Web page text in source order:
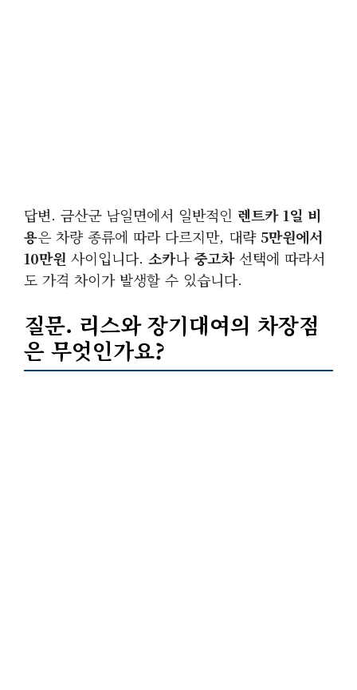
답변. 금산군 남일면에서 일반적인 렌트카 1일 비
용은 차량 종류에 따라 다르지만, 대략5만원에서
10만원 사이입니다. 소카나중고차선택에 따라서
도 가격 차이가 발생할 수 있습니다.
질문. 리스와 장기대여의 차장점
은 무엇인가요?